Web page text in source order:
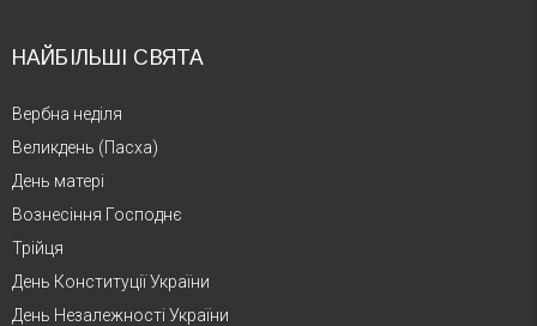
НАЙБІЛЬШІ СВЯТА
Вербна неділя
Великдень (Пасха)
День матері
Вознесіння Господнє
Трійця
День Конституції України
День Незалежності України